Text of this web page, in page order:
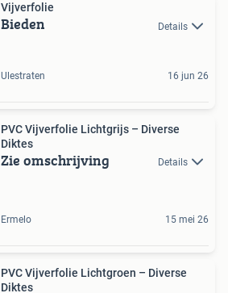
Vijverfolie
Bieden Details
Ulestraten 16 jun 26
PVC Vijverfolie Lichtgrijs – Diverse
Diktes
Zie omschrijving Details
Ermelo 15 mei 26
PVC Vijverfolie Lichtgroen – Diverse
Diktes